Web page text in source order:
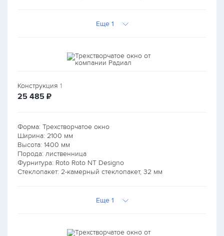
Еще 1
Конструкция 1
25 485 руб.
₽
Форма: Трехстворчатое окно
Ширина: 2100 мм
Высота: 1400 мм
Порода: лиственница
Фурнитура: Roto Roto NT Designo
Стеклопакет: 2-камерный стеклопакет, 32 мм
Еще 1